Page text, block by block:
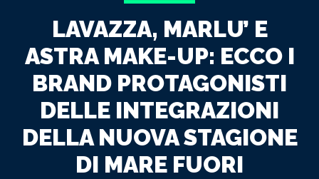
LAVAZZA, MARLU’ E
ASTRA MAKE-UP: ECCO I
BRAND PROTAGONISTI
DELLE INTEGRAZIONI
DELLA NUOVA STAGIONE
DI MARE FUORI